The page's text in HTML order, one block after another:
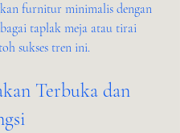
furnitur minimalis dengan
taplak meja atau tirai
sukses tren ini.
Terbuka dan